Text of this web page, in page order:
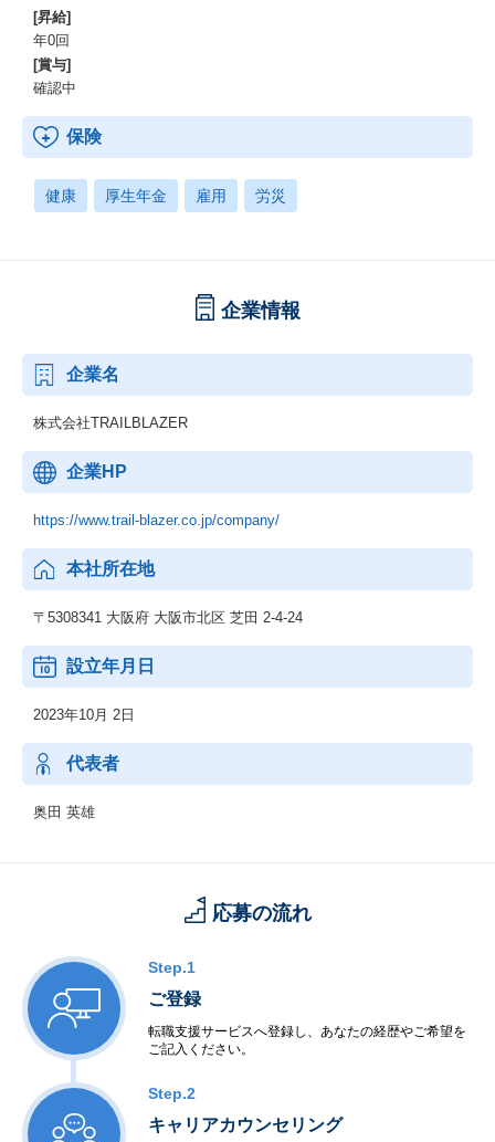
[昇給]
年0回
[賞与]
確認中
保険
健康 厚生年金 雇用 労災
企業情報
企業名
株式会社TRAILBLAZER
企業HP
https://www.trail-blazer.co.jp/company/
本社所在地
〒5308341 大阪府 大阪市北区 芝田 2-4-24
設立年月日
2023年10月 2日
代表者
奥田 英雄
応募の流れ
Step.1
ご登録
転職支援サービスへ登録し、あなたの経歴やご希望を
ご記入ください。
Step.2
キャリアカウンセリング